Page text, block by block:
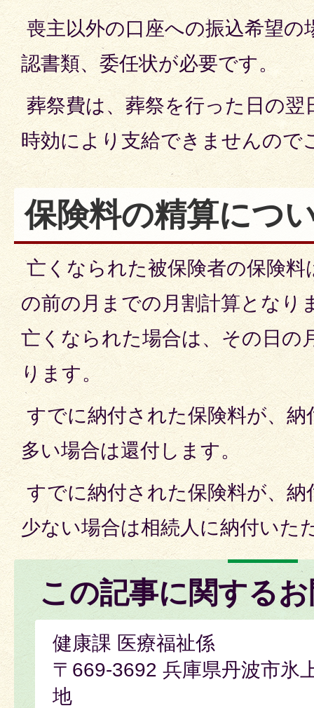
喪主以外の口座への振込希望の
認書類、委任状が必要です。
葬祭費は、葬祭を行った日の
時効により支給できませんので
保険料の精算につ
亡くなられた被保険者の保険料
の前の月までの月割計算となり
亡くなられた場合は、その日の
ります。
すでに納付された保険料が、
多い場合は還付します。
すでに納付された保険料が、
少ない場合は相続人に納付いた
この記事に関する
健康課 医療福祉係
〒669-3692 兵庫県丹波市氷
地